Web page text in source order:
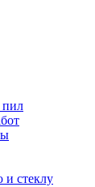
пил
и стеклу